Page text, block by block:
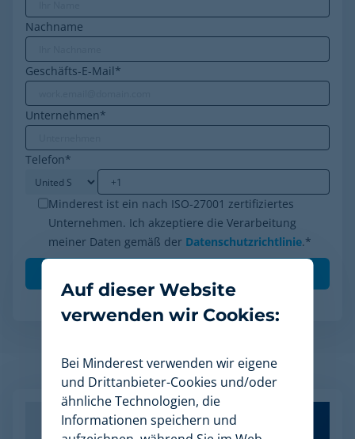
Nachname
Geschäfts-E-Mail*
Unternehmen*
Telefon*
Minderest ist ein nach ISO-27001 zertifiziertes
Unternehmen. Ich akzeptiere die Verarbeitung
meiner Daten gemäß der Datenschutzrichtlinie.*
Verwandte Artikel
Auf dieser Website
verwenden wir Cookies:
Bei Minderest verwenden wir eigene
und Drittanbieter-Cookies und/oder
ähnliche Technologien, die
Informationen speichern und